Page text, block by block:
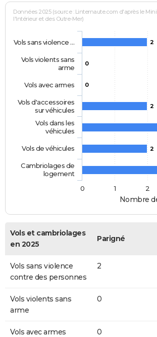
Nombre
Données 2025 (source : Linternaute.com d'après le
l'Intérieur et des Outre-Mer)
2
0
0
2
2
Vols sans violence …
Vols violents sans
arme
Vols avec armes
Vols d'accessoires
sur véhicules
Vols dans les
véhicules
Vols de véhicules
Cambriolages de
logement
0
1 2
Vols et cambriolages
en 2025
Parigné
Vols sans violence
contre des personnes
2
Vols violents sans
arme
0
Vols avec armes 0